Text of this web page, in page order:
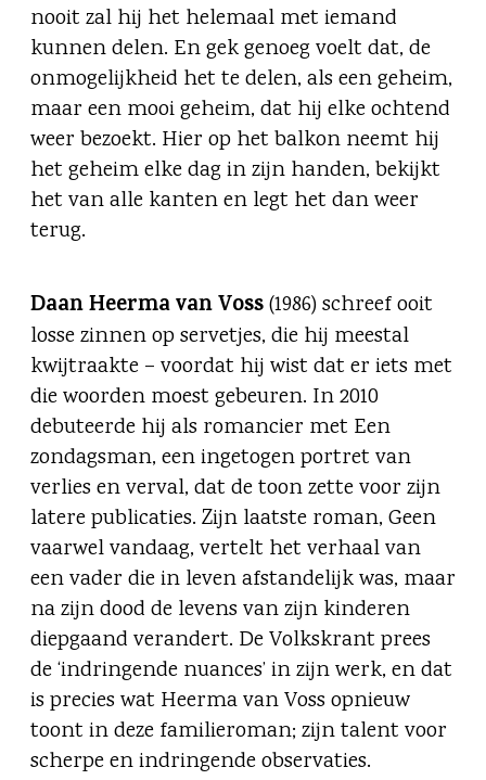
nooit zal hij het helemaal met iemand
kunnen delen. En gek genoeg voelt dat, de
onmogelijkheid het te delen, als een geheim,
maar een mooi geheim, dat hij elke ochtend
weer bezoekt. Hier op het balkon neemt hij
het geheim elke dag in zijn handen, bekijkt
het van alle kanten en legt het dan weer
terug.
Daan Heerma van Voss(1986) schreef ooit
losse zinnen op servetjes, die hij meestal
kwijtraakte – voordat hij wist dat er iets met
die woorden moest gebeuren. In 2010
debuteerde hij als romancier met Een
zondagsman, een ingetogen portret van
verlies en verval, dat de toon zette voor zijn
latere publicaties. Zijn laatste roman, Geen
vaarwel vandaag, vertelt het verhaal van
een vader die in leven afstandelijk was, maar
na zijn dood de levens van zijn kinderen
diepgaand verandert. De Volkskrant prees
de ‘indringende nuances’ in zijn werk, en dat
is precies wat Heerma van Voss opnieuw
toont in deze familieroman; zijn talent voor
scherpe en indringende observaties.